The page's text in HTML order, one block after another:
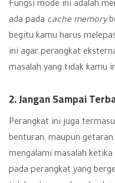
Fungsi mode ini adalah
ada pada cache memory
begitu kamu harus
ini agar perangkat
masalah yang tidak kamu
2. Jangan Sampai
Perangkat ini juga
benturan, maupun
mengalami masalah
pada perangkat yang